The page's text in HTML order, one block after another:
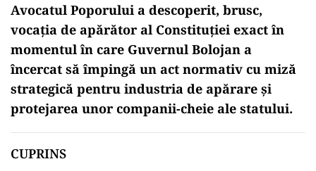
Avocatul Poporului a descoperit, brusc,
vocația de apărător al Constituției exact în
momentul în care Guvernul Bolojan a
încercat să împingă un act normativ cu miză
strategică pentru industria de apărare și
protejarea unor companii-cheie ale statului.
CUPRINS